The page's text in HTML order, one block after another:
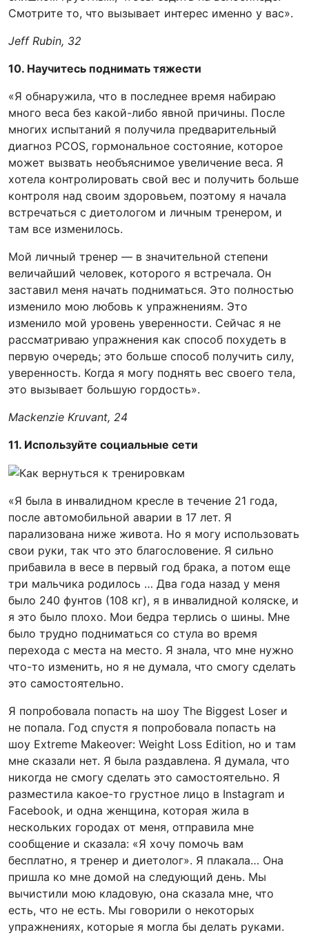
Смотрите то, что вызывает интерес именно у вас».
Jeff Rubin, 32
10. Научитесь поднимать тяжести
«Я обнаружила, что в последнее время набираю
много веса без какой-либо явной причины. После
многих испытаний я получила предварительный
диагноз PCOS, гормональное состояние, которое
может вызвать необъяснимое увеличение веса. Я
хотела контролировать свой вес и получить больше
контроля над своим здоровьем, поэтому я начала
встречаться с диетологом и личным тренером, и
там все изменилось.
Мой личный тренер — в значительной степени
величайший человек, которого я встречала. Он
заставил меня начать подниматься. Это полностью
изменило мою любовь к упражнениям. Это
изменило мой уровень уверенности. Сейчас я не
рассматриваю упражнения как способ похудеть в
первую очередь; это больше способ получить силу,
уверенность. Когда я могу поднять вес своего тела,
это вызывает большую гордость».
Mackenzie Kruvant, 24
11. Используйте социальные сети
«Я была в инвалидном кресле в течение 21 года,
после автомобильной аварии в 17 лет. Я
парализована ниже живота. Но я могу использовать
свои руки, так что это благословение. Я сильно
прибавила в весе в первый год брака, а потом еще
три мальчика родилось … Два года назад у меня
было 240 фунтов (108 кг), я в инвалидной коляске, и
я это было плохо. Мои бедра терлись о шины. Мне
было трудно подниматься со стула во время
перехода с места на место. Я знала, что мне нужно
что-то изменить, но я не думала, что смогу сделать
это самостоятельно.
Я попробовала попасть на шоу The Biggest Loser и
не попала. Год спустя я попробовала попасть на
шоу Extreme Makeover: Weight Loss Edition, но и там
мне сказали нет. Я была раздавлена. Я думала, что
никогда не смогу сделать это самостоятельно. Я
разместила какое-то грустное лицо в Instagram и
Facebook, и одна женщина, которая жила в
нескольких городах от меня, отправила мне
сообщение и сказала: «Я хочу помочь вам
бесплатно, я тренер и диетолог». Я плакала… Она
пришла ко мне домой на следующий день. Мы
вычистили мою кладовую, она сказала мне, что
есть, что не есть. Мы говорили о некоторых
упражнениях, которые я могла бы делать руками.